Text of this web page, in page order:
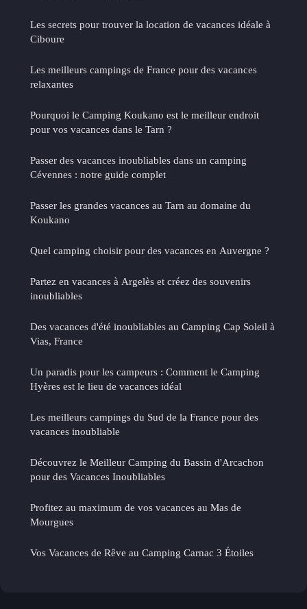
Les secrets pour trouver la location de vacances idéale à
Ciboure
Les meilleurs campings de France pour des vacances
relaxantes
Pourquoi le Camping Koukano est le meilleur endroit
pour vos vacances dans le Tarn ?
Passer des vacances inoubliables dans un camping
Cévennes : notre guide complet
Passer les grandes vacances au Tarn au domaine du
Koukano
Quel camping choisir pour des vacances en Auvergne ?
Partez en vacances à Argelès et créez des souvenirs
inoubliables
Des vacances d'été inoubliables au Camping Cap Soleil à
Vias, France
Un paradis pour les campeurs : Comment le Camping
Hyères est le lieu de vacances idéal
Les meilleurs campings du Sud de la France pour des
vacances inoubliable
Découvrez le Meilleur Camping du Bassin d'Arcachon
pour des Vacances Inoubliables
Profitez au maximum de vos vacances au Mas de
Mourgues
Vos Vacances de Rêve au Camping Carnac 3 Étoiles